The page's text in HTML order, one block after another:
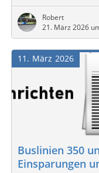
Robert
21. März 2026
März
11 2026
Buslinien 350
Einsparungen